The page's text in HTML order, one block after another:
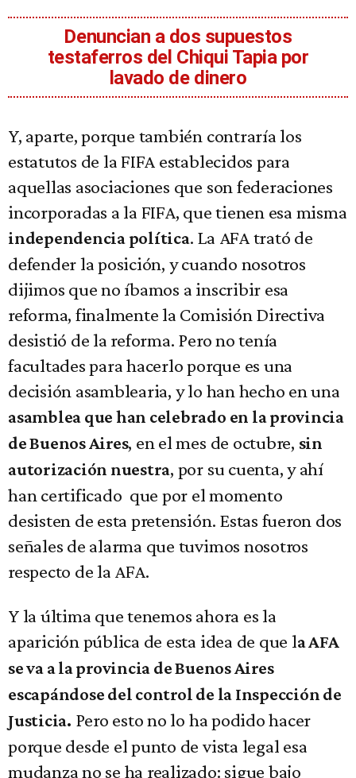
Denuncian a dos supuestos
testaferros del Chiqui Tapia por
lavado de dinero
Y, aparte, porque también contraría los
estatutos de la FIFA establecidos para
aquellas asociaciones que son federaciones
incorporadas a la FIFA, que tienen esa misma
independencia política. La AFA trató de
defender la posición, y cuando nosotros
dijimos que no íbamos a inscribir esa
reforma, finalmente la Comisión Directiva
desistió de la reforma. Pero no tenía
facultades para hacerlo porque es una
decisión asamblearia, y lo han hecho en una
asamblea que han celebrado en la provincia
de Buenos Aires, en el mes de octubre, sin
autorización nuestra, por su cuenta, y ahí
han certificado que por el momento
desisten de esta pretensión. Estas fueron dos
señales de alarma que tuvimos nosotros
respecto de la AFA.
Y la última que tenemos ahora es la
aparición pública de esta idea de que la AFA
se va a la provincia de Buenos Aires
escapándose del control de la Inspección de
Justicia. Pero esto no lo ha podido hacer
porque desde el punto de vista legal esa
mudanza no se ha realizado: sigue bajo